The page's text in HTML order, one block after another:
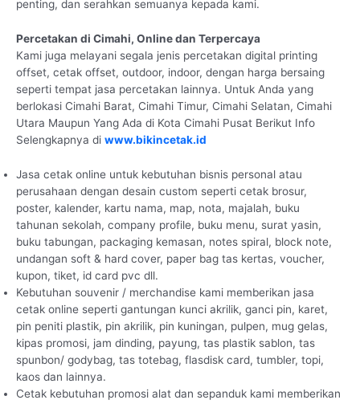
penting, dan serahkan semuanya kepada kami.
Percetakan di Cimahi, Online dan Terpercaya
Kami juga melayani segala jenis percetakan digital printing
offset, cetak offset, outdoor, indoor, dengan harga bersaing
seperti tempat jasa percetakan lainnya. Untuk Anda yang
berlokasi Cimahi Barat, Cimahi Timur, Cimahi Selatan, Cimahi
Utara Maupun Yang Ada di Kota Cimahi Pusat Berikut Info
Selengkapnya di www.bikincetak.id
Jasa cetak online untuk kebutuhan bisnis personal atau
perusahaan dengan desain custom seperti cetak brosur,
poster, kalender, kartu nama, map, nota, majalah, buku
tahunan sekolah, company profile, buku menu, surat yasin,
buku tabungan, packaging kemasan, notes spiral, block note,
undangan soft & hard cover, paper bag tas kertas, voucher,
kupon, tiket, id card pvc dll.
Kebutuhan souvenir / merchandise kami memberikan jasa
cetak online seperti gantungan kunci akrilik, ganci pin, karet,
pin peniti plastik, pin akrilik, pin kuningan, pulpen, mug gelas,
kipas promosi, jam dinding, payung, tas plastik sablon, tas
spunbon/ godybag, tas totebag, flasdisk card, tumbler, topi,
kaos dan lainnya.
Cetak kebutuhan promosi alat dan sepanduk kami memberikan